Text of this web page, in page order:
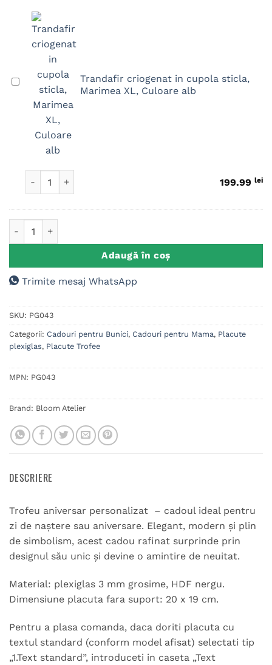
Trandafir
criogenat
Trandafir criogenat in cupola sticla,
Marimea XL, Culoare alb
Cantitate Trandafir criogenat in cupola sticla, Marimea
199.99 lei
Adaugă în coș
Trimite mesaj WhatsApp
SKU: PG043
Categorii: Cadouri pentru Bunici, Cadouri pentru Mama, Placute
plexiglas, Placute Trofee
MPN: PG043
Brand: Bloom Atelier
DESCRIERE
Trofeu aniversar personalizat – cadoul ideal pentru
zi de naștere sau aniversare. Elegant, modern și plin
de simbolism, acest cadou rafinat surprinde prin
designul său unic și devine o amintire de neuitat.
Material: plexiglas 3 mm grosime, HDF nergu.
Dimensiune placuta fara suport: 20 x 19 cm.
Pentru a plasa comanda, daca doriti placuta cu
textul standard (conform model afisat) selectati tip
„1.Text standard”, introduceti in caseta „Text